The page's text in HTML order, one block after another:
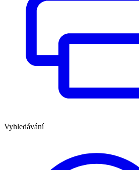
Vyhledávání